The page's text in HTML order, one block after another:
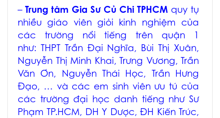
– Trung tâm Gia Sư Củ Chi TPHCM quy tụ
nhiều giáo viên giỏi kinh nghiệm của
các trường nổi tiếng trên quận 1
như: THPT Trần Đại Nghĩa, Bùi Thị Xuân,
Nguyễn Thị Minh Khai, Trưng Vương, Trần
Văn Ơn, Nguyễn Thái Học, Trần Hưng
Đạo, … và các em sinh viên ưu tú của
các trường đại học danh tiếng như Sư
Phạm TP.HCM, DH Y Dược, ĐH Kiến Trúc,